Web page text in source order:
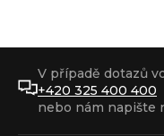
V případě dotazů
+420 325 400 400
nebo nám napište